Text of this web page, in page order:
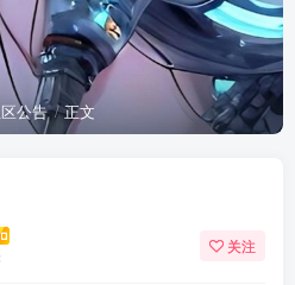
公告 正文
关注